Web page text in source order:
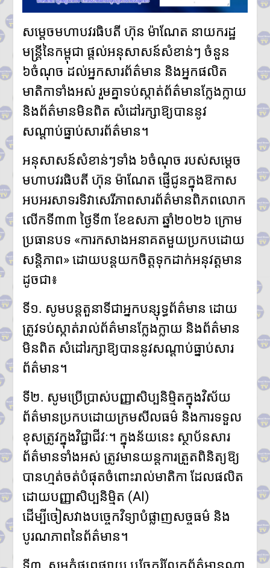
គេហទំព័រមន្ទីរព័ត៌មានរាជធានី-ខេត្ត
ដ៏សំខាន់
សម្តេចមហាបវរធិបតី ហ៊ុន
ម៉ាណែត ដាក់ចេញដំណោះស្រាយ
៨ចំណុច ពន្លឿនបញ្ហាជាប់គាំងនៃ
ការចេញបណ្ណសម្គាល់កម្មសិទ្ធិដីធ្លី
រដ្ឋមន្រ្តីក្រសួងមហាផ្ទៃ អំពាវនាវ
អង្គការ សមាគម ដៃគូអភិវឌ្ឍន៍ បន្ត
ចូលរួមលើកកម្ពស់អភិវឌ្ឍន៍ជាតិ
ឯកឧត្តម ស៊ុន ចាន់ថុល បញ្ជាក់ថា
សហរដ្ឋអាមេរិកដាក់លើកម្ពុជា
មិនមែនយកទៅបូកបន្ថែមលើអត្រា
១៩% នោះទេ
លោក ហ្សេលេនស្គី អះអាងថា រុស្ស៊ី
៣០,០០០នាក់បន្ថែម មកចូលរួម
ក្នុងរយៈពេល១ឆ្នាំ សំណុំរឿងឆបោក
តាមប្រព័ន្ធច្ចេកវិទ្យា២៦៨ករណីត្រូវ
បញ្ជូនទៅតុលាការ និងពាក់ព័ន្ធមុខ
សម្តេចមហាបវរធិបតី ហ៊ុន ម៉ាណែត នាយករដ្ឋ
មន្ត្រីនៃកម្ពុជា ផ្តល់អនុសាសន៍សំខាន់ៗ ចំនួន
៦ចំណុច ដល់អ្នកសារព័ត៌មាន និងអ្នកផលិត
មាតិកាទាំងអស់ រួមគ្នាទប់ស្កាត់ព័ត៌មានក្លែងក្លាយ
និងព័ត៌មានមិនពិត សំដៅរក្សាឱ្យបាននូវ
សណ្តាប់ធ្នាប់សារព័ត៌មាន។
អនុសាសន៍សំខាន់ៗទាំង ៦ចំណុច របស់សម្តេច
មហាបវរធិបតី ហ៊ុន ម៉ាណែត ផ្ញើជូនក្នុងឱកាស
អបអរសាទរទិវាសេរីភាពសារព័ត៌មានពិភពលោក
លើកទី៣៣ ថ្ងៃទី៣ ខែឧសភា ឆ្នាំ២០២៦ ក្រោម
ប្រធានបទ «ការកសាងអនាគតមួយប្រកបដោយ
សន្តិភាព» ដោយបន្តយកចិត្តទុកដាក់អនុវត្តមាន
ដូចជា៖
ទី១. សូមបន្តតួនាទីជាអ្នកបន្សុទ្ធព័ត៌មាន ដោយ
ត្រូវទប់ស្កាត់រាល់ព័ត៌មានក្លែងក្លាយ និងព័ត៌មាន
មិនពិត សំដៅរក្សាឱ្យបាននូវសណ្តាប់ធ្នាប់សារ
ព័ត៌មាន។
ទី២. សូមប្រើប្រាស់បញ្ញាសិប្បនិម្មិតក្នុងវិស័យ
ព័ត៌មានប្រកបដោយក្រមសីលធម៌ និងការទទួល
ខុសត្រូវក្នុងវិជ្ជាជីវៈ។ ក្នុងន័យនេះ ស្ថាប័នសារ
ព័ត៌មានទាំងអស់ ត្រូវមានយន្តការត្រួតពិនិត្យឱ្យ
បានហ្មត់ចត់បំផុតចំពោះរាល់មាតិកា ដែលផលិត
ដោយបញ្ញាសិប្បនិម្មិត (AI)
ដើម្បីចៀសវាងបច្ចេកវិទ្យាបំផ្លាញសច្ចធម៌ និង
បូរណភាពនៃព័ត៌មាន។